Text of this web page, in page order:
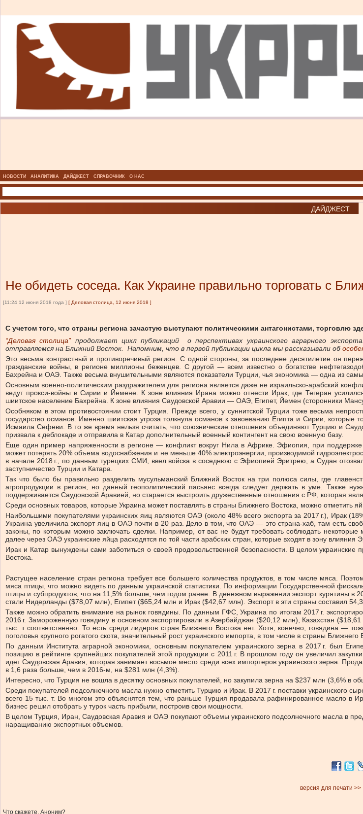
НОВОСТИ АНАЛИТИКА ДАЙДЖЕСТ СПРАВОЧНИК О НАС
ДАЙДЖЕСТ
Не обидеть соседа. Как Украине правильно торговать с
[11:24 12 июня 2018 года ] [ Деловая столица, 12 июня 2018 ]
С учетом того, что страны региона зачастую выступают политическими антагонистами, торговлю
“Деловая столица” продолжает цикл публикаций о перспективах украинского аграрного
отправляемся на Ближний Восток. Напомним, что в первой публикации цикла мы рассказывали об
Это весьма контрастный и противоречивый регион. С одной стороны, за последнее десятилетие он
гражданские войны, в регионе миллионы беженцев. С другой — всем известно о богатстве
Бахрейна и ОАЭ. Также весьма внушительными являются показатели Турции, чья экономика — одна из
Основным военно-политическим раздражителем для региона является даже не израильско-арабский
ведут прокси-войны в Сирии и Йемене. К зоне влияния Ирана можно отнести Ирак, где Тегеран
шиитское население Бахрейна. К зоне влияния Саудовской Аравии — ОАЭ, Египет, Йемен (сторонники
Особняком в этом противостоянии стоит Турция. Прежде всего, у суннитской Турции тоже весьма
государство османов. Именно шиитская угроза толкнула османов к завоеванию Египта и Сирии,
Исмаила Сефеви. В то же время нельзя считать, что союзнические отношения объединяют Турцию и
призвала к деблокаде и отправила в Катар дополнительный военный контингент на свою военную базу.
Еще один пример напряженности в регионе — конфликт вокруг Нила в Африке. Эфиопия, при
может потерять 20% объема водоснабжения и не меньше 40% электроэнергии, производимой
в начале 2018 г., по данным турецких СМИ, ввел войска в соседнюю с Эфиопией Эритрею, а Судан
заступничество Турции и Катара.
Так что было бы правильно разделить мусульманский Ближний Восток на три полюса силы, где
агропродукции в регион, но данный геополитический пасьянс всегда следует держать в уме. Также
поддерживается Саудовской Аравией, но старается выстроить дружественные отношения с РФ, которая
Среди основных товаров, которые Украина может поставлять в страны Ближнего Востока, можно отметить
Наибольшими покупателями украинских яиц являются ОАЭ (около 48% всего экспорта за 2017 г.), Ирак
Украина увеличила экспорт яиц в ОАЭ почти в 20 раз. Дело в том, что ОАЭ — это страна-хаб, там есть
законы, по которым можно заключать сделки. Например, от вас не будут требовать соблюдать
далее через ОАЭ украинские яйца расходятся по той части арабских стран, которые входят в зону
Ирак и Катар вынуждены сами заботиться о своей продовольственной безопасности. В целом
Востока.
Растущее население стран региона требует все большего количества продуктов, в том числе мяса.
мяса птицы, что можно видеть по данным украинской статистики. По информации Государственной
птицы и субпродуктов, что на 11,5% больше, чем годом ранее. В денежном выражении экспорт курятины
стали Нидерланды ($78,07 млн), Египет ($65,24 млн и Ирак ($42,67 млн). Экспорт в эти страны составил
Также можно обратить внимание на рынок говядины. По данным ГФС, Украина по итогам 2017 г.
2016 г. Замороженную говядину в основном экспортировали в Азербайджан ($20,12 млн), Казахстан
тыс. т соответственно. То есть среди лидеров стран Ближнего Востока нет. Хотя, конечно, говядина —
поголовья крупного рогатого скота, значительный рост украинского импорта, в том числе в страны
По данным Института аграрной экономики, основным покупателем украинского зерна в 2017 г. был
позицию в рейтинге крупнейших покупателей этой продукции с 2011 г. В прошлом году он увеличил
идет Саудовская Аравия, которая занимает восьмое место среди всех импортеров украинского зерна.
в 1,6 раза больше, чем в 2016-м, на $281 млн (4,3%).
Интересно, что Турция не вошла в десятку основных покупателей, но закупила зерна на $237 млн (3,6% в
Среди покупателей подсолнечного масла нужно отметить Турцию и Ирак. В 2017 г. поставки украинского
всего 15 тыс. т. Во многом это объяснятся тем, что раньше Турция продавала рафинированное масло в
бизнес решил отобрать у турок часть прибыли, построив свои мощности.
В целом Турция, Иран, Саудовская Аравия и ОАЭ покупают объемы украинского подсолнечного масла в
наращиванию экспортных объемов.
версия для печати >>
Что скажете, Аноним?